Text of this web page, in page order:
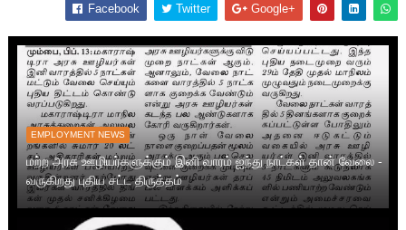
Facebook Twitter Google+
EMPLOYMENT NEWS
மற்ற அரசு ஊழியர்களுக்கும் இனி வாரம் ஐந்து நாட்கள் தான் வேலை -
வருகிறது புதிய சட்ட திருத்தம்